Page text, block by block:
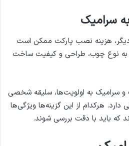
سرامیک
هزینه نصب پارکت ممکن است
به نوع چوب، طراحی و کیفیت ساخت
و سرامیک به اولویت‌ها، سلیقه شخصی
هرکدام از این گزینه‌ها ویژگی‌ها
که باید با دقت بررسی شوند.